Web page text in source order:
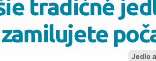
tradičné
Jedlo